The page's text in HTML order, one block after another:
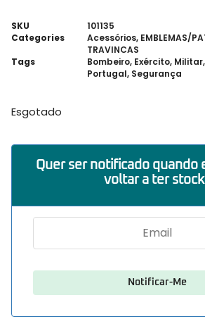
SKU
101135
Categories
Acessórios, EMBLEMAS/
TRAVINCAS
Tags
Bombeiro, Exército, Militar,
Portugal, Segurança
Esgotado
Quer ser notificado quando
voltar a ter